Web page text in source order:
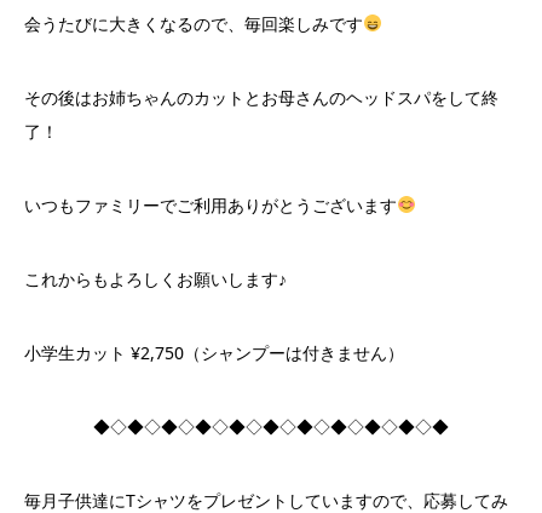
会うたびに大きくなるので、毎回楽しみです
その後はお姉ちゃんのカットとお母さんのヘッドスパをして終
了！
いつもファミリーでご利用ありがとうございます
これからもよろしくお願いします♪
小学生カット ¥2,750（シャンプーは付きません）
◆◇◆◇◆◇◆◇◆◇◆◇◆◇◆◇◆◇◆◇◆
毎月子供達にTシャツをプレゼントしていますので、応募してみ